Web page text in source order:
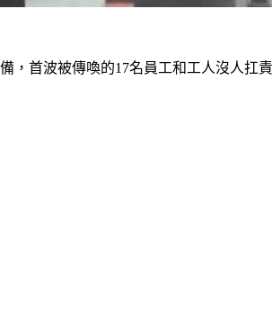
，首波被傳喚的17名員工和工人沒人